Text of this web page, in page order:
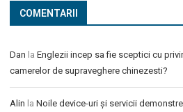
COMENTARII
Dan la Englezii incep sa fie sceptici cu
camerelor de supraveghere chinezesti?
Alin la Noile device-uri și servicii